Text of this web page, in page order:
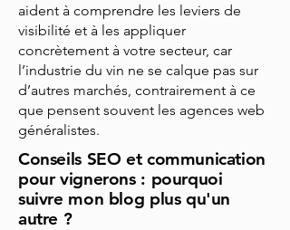
aident à comprendre les leviers de
visibilité et à les appliquer
concrètement à votre secteur, car
l’industrie du vin ne se calque pas sur
d’autres marchés, contrairement à ce
que pensent souvent les agences web
généralistes.
Conseils SEO et communication
pour vignerons : pourquoi
suivre mon blog plus qu'un
autre ?